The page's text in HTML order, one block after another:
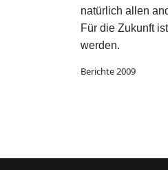
natürlich allen
Für die Zukunft
werden.
Berichte 2009